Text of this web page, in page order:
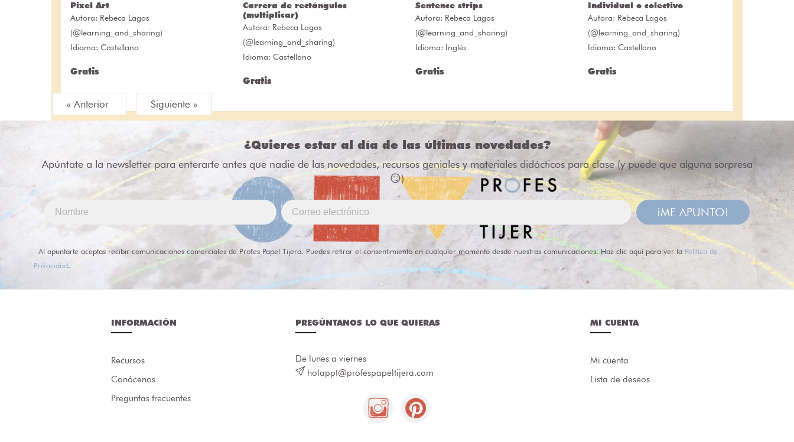
Pixel Art
Autora: Rebeca Lagos
(@learning_and_sharing)
Idioma: Castellano
Gratis
Carrera de rectángulos
(multiplicar)
Autora: Rebeca Lagos
(@learning_and_sharing)
Idioma: Castellano
Gratis
Sentence strips
Autora: Rebeca Lagos
(@learning_and_sharing)
Idioma: Inglés
Gratis
Individual o colectivo
Autora: Rebeca Lagos
(@learning_and_sharing)
Idioma: Castellano
Gratis
« Anterior Siguiente »
¿Quieres estar al día de las últimas novedades?
Apúntate a la newsletter para enterarte antes que nadie de las novedades, recursos geniales y materiales didácticos para clase (y puede que alguna sorpresa
😏)
¡ME APUNTO!
Al apuntarte aceptas recibir comunicaciones comerciales de Profes Papel Tijera. Puedes retirar el consentimiento en cualquier momento desde nuestras comunicaciones. Haz clic aquí para ver la Política de
Privacidad.
INFORMACIÓN
Recursos
Conócenos
Preguntas frecuentes
PREGÚNTANOS LO QUE QUIERAS
De lunes a viernes
holappt@profespapeltijera.com
MI CUENTA
Mi cuenta
Lista de deseos